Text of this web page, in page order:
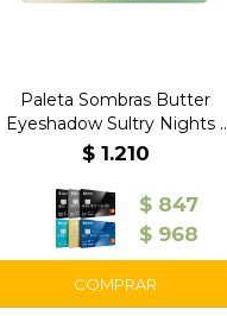
Paleta Sombras Butter
Eyeshadow Sultry Nights -
Physicians
$ 1.210
$ 847
$ 968